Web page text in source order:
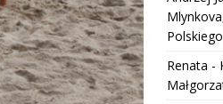
Polskiego
Renata -